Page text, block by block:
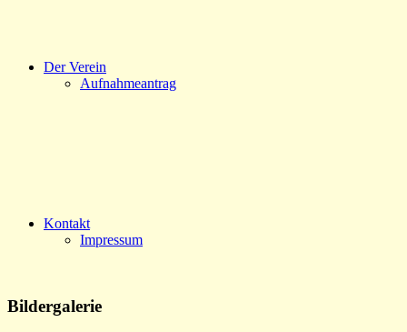
Der Verein
Aufnahmeantrag
Kontakt
Impressum
Bildergalerie